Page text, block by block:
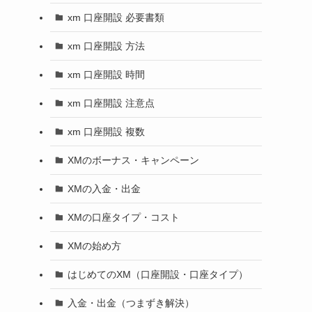
xm 口座開設 必要書類
xm 口座開設 方法
xm 口座開設 時間
xm 口座開設 注意点
xm 口座開設 複数
XMのボーナス・キャンペーン
XMの入金・出金
XMの口座タイプ・コスト
XMの始め方
はじめてのXM（口座開設・口座タイプ）
入金・出金（つまずき解決）